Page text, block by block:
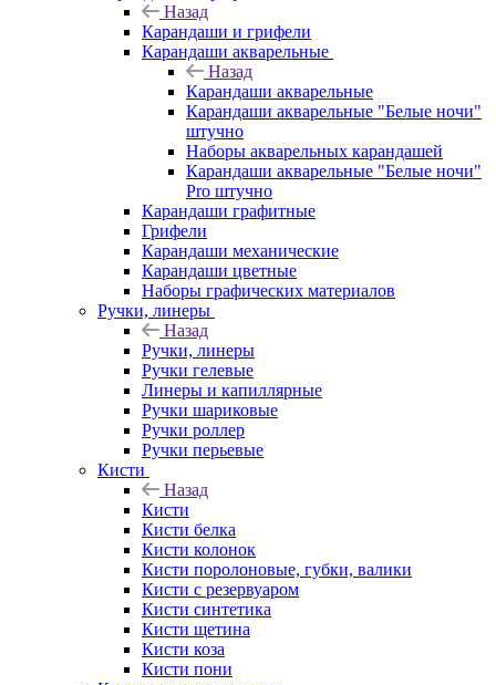
Назад
Карандаши и грифели
Карандаши акварельные
Назад
Карандаши акварельные
Карандаши акварельные "Белые ночи"
штучно
Наборы акварельных карандашей
Карандаши акварельные "Белые ночи"
Pro штучно
Карандаши графитные
Грифели
Карандаши механические
Карандаши цветные
Наборы графических материалов
Ручки, линеры
Назад
Ручки, линеры
Ручки гелевые
Линеры и капиллярные
Ручки шариковые
Ручки роллер
Ручки перьевые
Кисти
Назад
Кисти
Кисти белка
Кисти колонок
Кисти поролоновые, губки, валики
Кисти с резервуаром
Кисти синтетика
Кисти щетина
Кисти коза
Кисти пони